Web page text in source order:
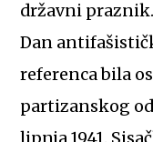
državni
Dan
referenca bila
partizanskog